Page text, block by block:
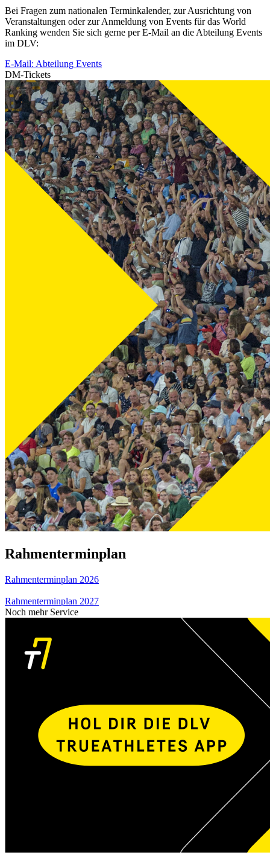
Bei Fragen zum nationalen Terminkalender, zur Ausrichtung von
Veranstaltungen oder zur Anmeldung von Events für das World
Ranking wenden Sie sich gerne per E-Mail an die Abteilung Events
im DLV:
E-Mail: Abteilung Events
DM-Tickets
Rahmenterminplan
Rahmenterminplan 2026
Rahmenterminplan 2027
Noch mehr Service